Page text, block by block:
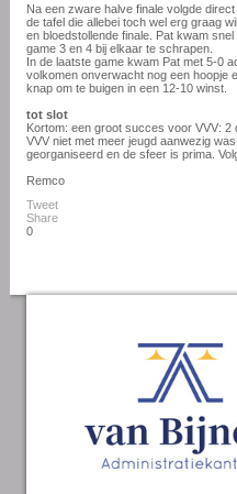
Na een zware halve finale volgde
de tafel die allebei toch wel erg graag
en bloedstollende finale. Pat kwam
game 3 en 4 bij elkaar te schrapen.
In de laatste game kwam Pat met 5-0
volkomen onverwacht nog een hoopje
knap om te buigen in een 12-10 winst.
tot slot
Kortom: een groot succes voor VVV:
VVV niet met meer jeugd aanwezig
georganiseerd en de sfeer is prima.
Remco
Tweet
Share
0